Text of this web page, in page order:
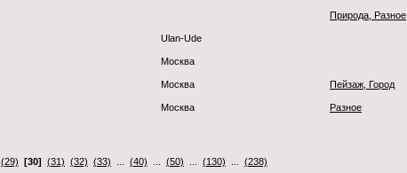
Природа, Разное
Ulan-Ude
Москва
Москва Пейзаж, Город
Москва Разное
(29) [30] (31) (32) (33) (40) (50) (130) (238)